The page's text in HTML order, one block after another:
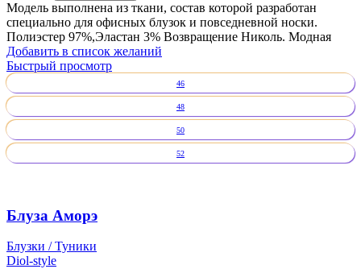
Модель выполнена из ткани, состав которой разработан
специально для офисных блузок и повседневной носки.
Полиэстер 97%,Эластан 3% Возвращение Николь. Модная
Добавить в список желаний
Быстрый просмотр
46
48
50
52
Блуза Аморэ
Блузки / Туники
Diol-style